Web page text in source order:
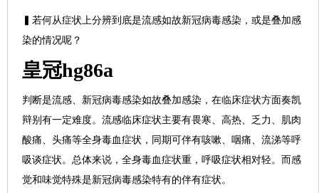
▍若何从症状上分辨到底是流感如故新冠病毒感染，或是叠加感
染的情况呢？
皇冠hg86a
判断是流感、新冠病毒感染如故叠加感染，在临床症状方面奏凯
辩别有一定难度。流感临床症状主要有畏寒、高热、乏力、肌肉
酸痛、头痛等全身毒血症状，同期可伴有咳嗽、咽痛、流涕等呼
吸谈症状。总体来说，全身毒血症状重，呼吸症状相对轻。而感
觉和味觉特殊是新冠病毒感染特有的伴有症状。